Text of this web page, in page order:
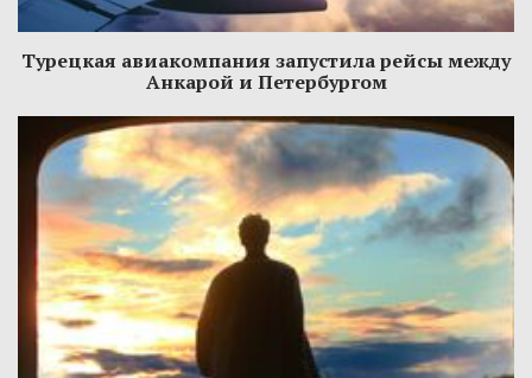
Турецкая авиакомпания запустила рейсы между
Анкарой и Петербургом